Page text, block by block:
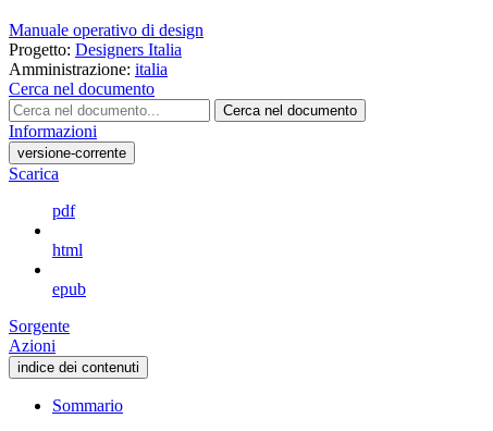
Manuale operativo di design
Progetto: Designers Italia
Amministrazione: italia
Cerca nel documento
Cerca nel documento
Informazioni
versione-corrente
Scarica
pdf
html
epub
Sorgente
Azioni
indice dei contenuti
Sommario